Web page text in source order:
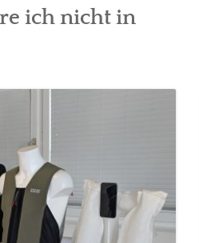
ich nicht in